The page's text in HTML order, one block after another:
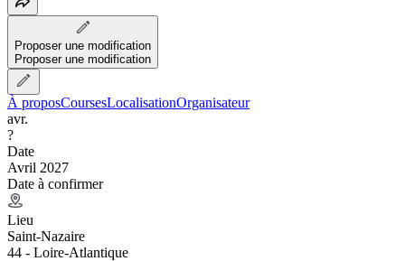
Proposer une modification
Proposer une modification
À proposCoursesLocalisationOrganisateur
avr.
?
Date
Avril 2027
Date à confirmer
Lieu
Saint-Nazaire
44 - Loire-Atlantique